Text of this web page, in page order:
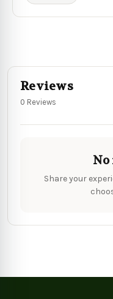
Reviews
0 Reviews
No
Share your